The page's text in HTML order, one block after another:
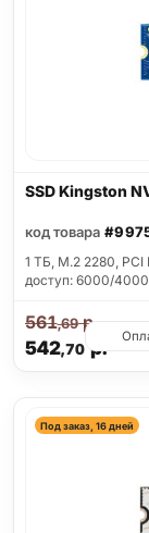
SSD Kingston
код товара
1 ТБ, M.2 2280,
доступ: 6000/
542,70р.
561,69р.
Под заказ, 16 дней